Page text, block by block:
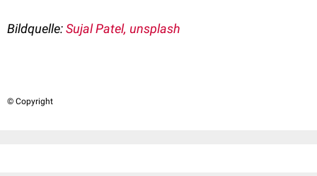
Bildquelle:Sujal Patel, unsplash
© Copyright